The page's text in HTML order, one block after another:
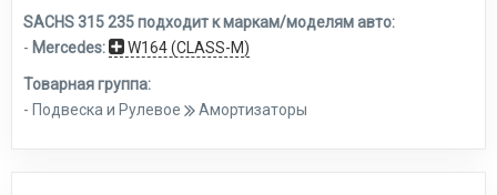
SACHS 315 235 подходит к маркам/моделям авто:
- Mercedes: W164 (CLASS-M)
Товарная группа:
- Подвеска и Рулевое
Амортизаторы